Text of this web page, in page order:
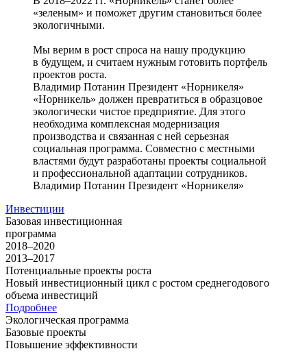
«зеленым» и поможет другим становиться более
экологичными.
Мы верим в рост спроса на нашу продукцию
в будущем, и считаем нужным готовить портфель
проектов роста.
Владимир Потанин Президент «Норникеля»
«Норникель» должен превратиться в образцовое
экологически чистое предприятие. Для этого
необходима комплексная модернизация
производства и связанная с ней серьезная
социальная программа. Совместно с местными
властями будут разработаны проекты социальной
и профессиональной адаптации сотрудников.
Владимир Потанин Президент «Норникеля»
Инвестиции
Базовая инвестиционная
программа
2018–2020
2013–2017
Потенциальные проекты роста
Новый инвестиционный цикл с ростом среднегодового
объема инвестиций
Подробнее
Экологическая программа
Базовые проекты
Повышение эффективности